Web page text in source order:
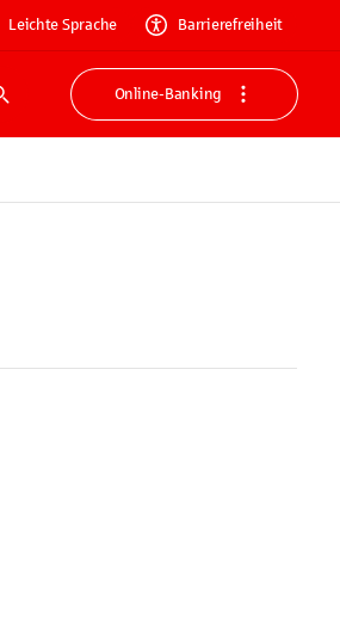
Leichte Sprache Barrierefreiheit
Suche
Online-Banking